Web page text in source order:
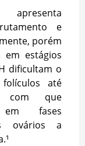
e
porém
estágios
dificultam o
até
com que
em fases
ovários a